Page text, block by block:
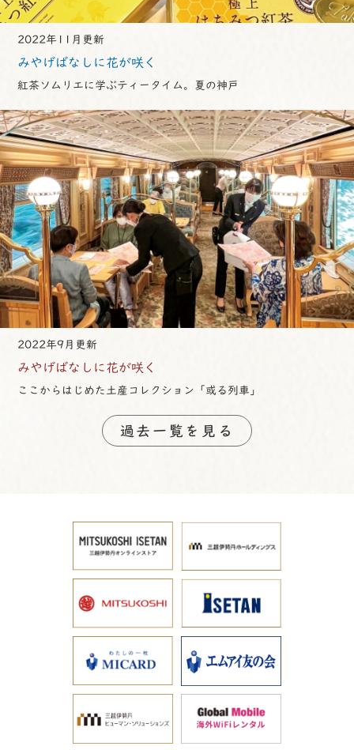
2022年11月更新
みやげばなしに花が咲く
紅茶ソムリエに学ぶティータイム。夏の神戸
2022年9月更新
みやげばなしに花が咲く
ここからはじめた土産コレクション「或る列車」
過去一覧を見る